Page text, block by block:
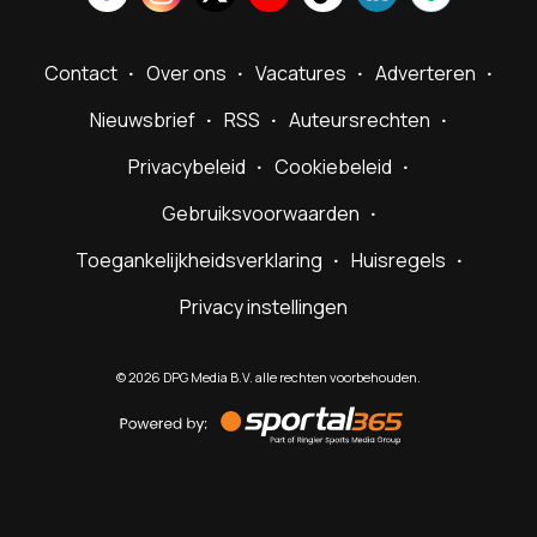
Contact Over ons Vacatures
Adverteren
Nieuwsbrief
RSS
Auteursrechten
Privacybeleid
Cookiebeleid
Gebruiksvoorwaarden
Toegankelijkheidsverklaring
Huisregels
Privacy instellingen
©2026 DPG Media B.V. alle rechten voorbehouden.
by
Sportal365